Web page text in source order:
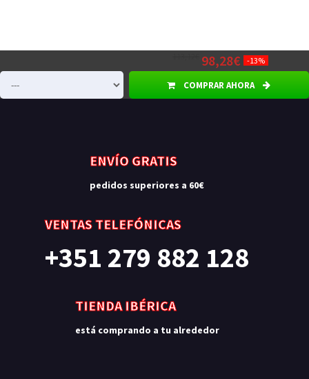
98,28€ -13%
COMPRAR AHORA
ENVÍO GRATIS
pedidos superiores a 60€
VENTAS TELEFÓNICAS
+351 279 882 128
TIENDA IBÉRICA
está comprando a tu alrededor